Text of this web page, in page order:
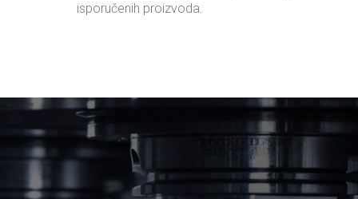
isporučenih proizvoda.